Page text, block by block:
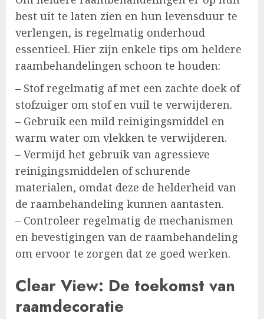
best uit te laten zien en hun levensduur te
verlengen, is regelmatig onderhoud
essentieel. Hier zijn enkele tips om heldere
raambehandelingen schoon te houden:
– Stof regelmatig af met een zachte doek of
stofzuiger om stof en vuil te verwijderen.
– Gebruik een mild reinigingsmiddel en
warm water om vlekken te verwijderen.
– Vermijd het gebruik van agressieve
reinigingsmiddelen of schurende
materialen, omdat deze de helderheid van
de raambehandeling kunnen aantasten.
– Controleer regelmatig de mechanismen
en bevestigingen van de raambehandeling
om ervoor te zorgen dat ze goed werken.
Clear View: De toekomst van
raamdecoratie